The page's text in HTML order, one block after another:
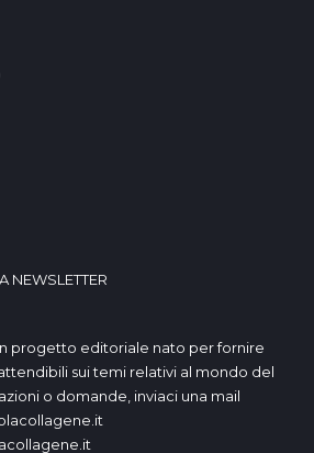
NEWSLETTER
progetto editoriale nato per fornire
sui temi relativi al mondo del
o domande, inviaci una mail